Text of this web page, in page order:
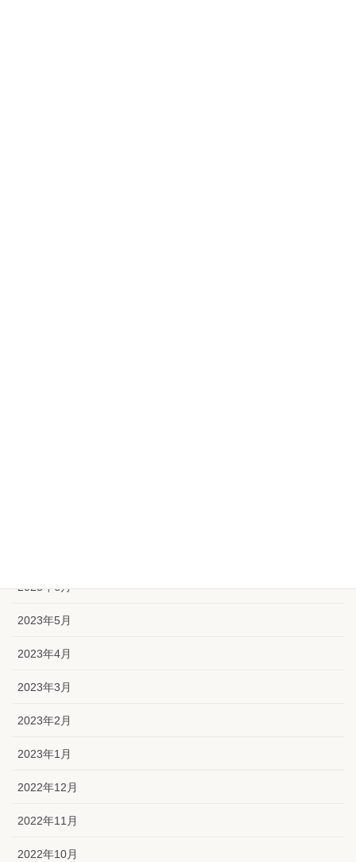
2023年6月
2023年5月
2023年4月
2023年3月
2023年2月
2023年1月
2022年12月
2022年11月
2022年10月